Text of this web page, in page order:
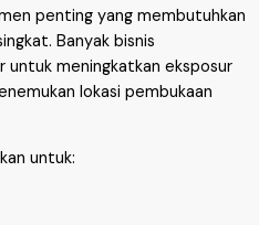
penting yang membutuhkan
Banyak bisnis
untuk meningkatkan eksposur
lokasi pembukaan
untuk: